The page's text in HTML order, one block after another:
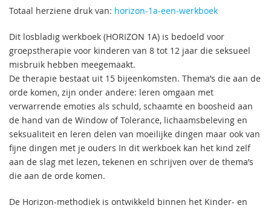
Totaal herziene druk van: horizon-1a-een-werkboek
Dit losbladig werkboek (HORIZON 1A) is bedoeld voor
groepstherapie voor kinderen van 8 tot 12 jaar die seksueel
misbruik hebben meegemaakt.
De therapie bestaat uit 15 bijeenkomsten. Thema’s die aan de
orde komen, zijn onder andere: leren omgaan met
verwarrende emoties als schuld, schaamte en boosheid aan
de hand van de Window of Tolerance, lichaamsbeleving en
seksualiteit en leren delen van moeilijke dingen maar ook van
fijne dingen met je ouders In dit werkboek kan het kind zelf
aan de slag met lezen, tekenen en schrijven over de thema’s
die aan de orde komen.
De Horizon-methodiek is ontwikkeld binnen het Kinder- en